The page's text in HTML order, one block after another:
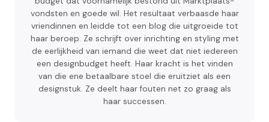
vondsten en goede wil. Het resultaat verbaasde haar
vriendinnen en leidde tot een blog die uitgroeide tot
haar beroep. Ze schrijft over inrichting en styling met
de eerlijkheid van iemand die weet dat niet iedereen
een designbudget heeft. Haar kracht is het vinden
van die ene betaalbare stoel die eruitziet als een
designstuk. Ze deelt haar fouten net zo graag als
haar successen.